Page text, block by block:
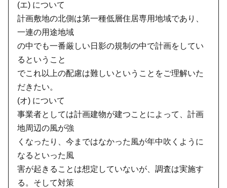
(エ) について
計画敷地の北側は第一種低層住居専用地域であり、
一連の用途地域
の中でも一番厳しい日影の規制の中で計画をしてい
るということ
でこれ以上の配慮は難しいということをご理解いた
だきたい。
(オ) について
事業者としては計画建物が建つことによって、計画
地周辺の風が強
くなったり、今まではなかった風が年中吹くように
なるといった風
害が起きることは想定していないが、調査は実施す
る。そして対策